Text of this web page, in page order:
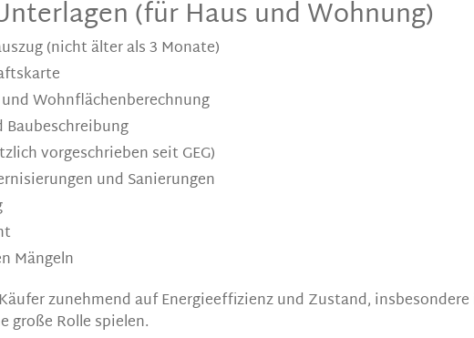
(für Haus und Wohnung)
(nicht älter als 3 Monate)
Wohnflächenberechnung
Baubeschreibung
vorgeschrieben seit GEG)
und Sanierungen
Mängeln
zunehmend auf Energieeffizienz und Zustand,
große Rolle spielen.